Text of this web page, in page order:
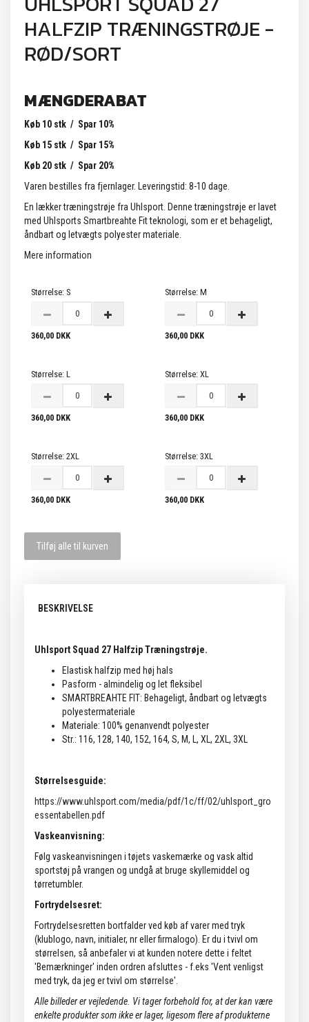
HALFZIP TRÆNINGSTRØJE -
RØD/SORT
MÆNGDERABAT
Køb 10 stk / Spar 10%
Køb 15 stk / Spar 15%
Køb 20 stk / Spar 20%
Varen bestilles fra fjernlager. Leveringstid: 8-10 dage.
En lækker træningstrøje fra Uhlsport. Denne træningstrøje er lavet
med Uhlsports Smartbreahte Fit teknologi, som er et behageligt,
åndbart og letvægts polyester materiale.
Mere information
Størrelse: S
360,00 DKK
Størrelse: M
360,00 DKK
Størrelse: L
360,00 DKK
Størrelse: XL
360,00 DKK
Størrelse: 2XL
360,00 DKK
Størrelse: 3XL
360,00 DKK
Tilføj alle til kurven
BESKRIVELSE
Uhlsport Squad 27 Halfzip Træningstrøje.
Elastisk halfzip med høj hals
Pasform - almindelig og let fleksibel
SMARTBREAHTE FIT: Behageligt, åndbart og letvægts
polyestermateriale
Materiale: 100% genanvendt polyester
Str.: 116, 128, 140, 152, 164, S, M, L, XL, 2XL, 3XL
Størrelsesguide:
https://www.uhlsport.com/media/pdf/1c/ff/02/uhlsport_gro
essentabellen.pdf
Vaskeanvisning:
Følg vaskeanvisningen i tøjets vaskemærke og vask altid
sportstøj på vrangen og undgå at bruge skyllemiddel og
tørretumbler.
Fortrydelsesret:
Fortrydelsesretten bortfalder ved køb af varer med tryk
(klublogo, navn, initialer, nr eller firmalogo). Er du i tvivl om
størrelsen, så anbefaler vi at kunden notere dette i feltet
'Bemærkninger' inden ordren afsluttes - f.eks 'Vent venligst
med tryk, da jeg er tvivl om størrelse'.
Alle billeder er vejledende. Vi tager forbehold for, at der kan være
enkelte produkter som ikke er lager, ligesom flere af produkterne